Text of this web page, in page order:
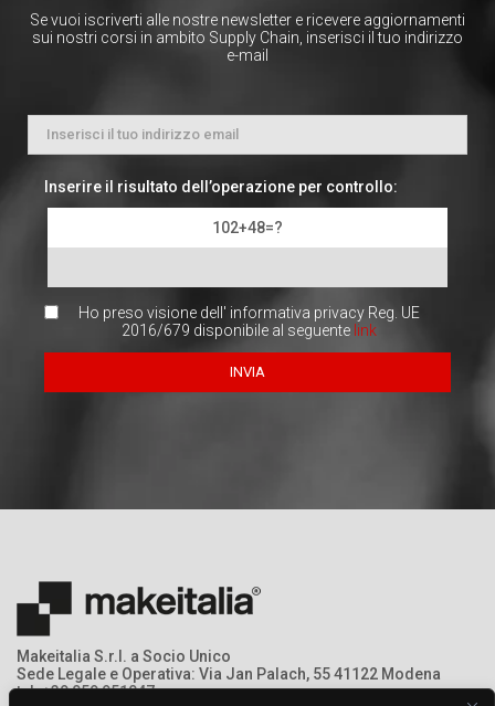
Se vuoi iscriverti alle nostre newsletter e ricevere aggiornamenti
sui nostri corsi in ambito Supply Chain, inserisci il tuo indirizzo
e-mail
Inserire il risultato dell’operazione per controllo:
102+48=?
Ho preso visione dell' informativa privacy Reg. UE
2016/679 disponibile al seguente link
Makeitalia S.r.l. a Socio Unico
Sede Legale e Operativa: Via Jan Palach, 55 41122 Modena
tel: +39 059 951047